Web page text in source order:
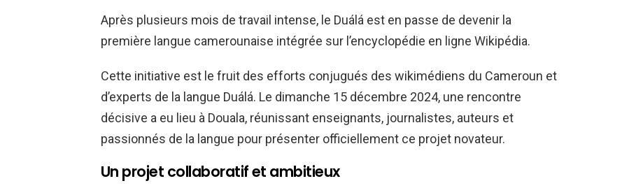
Après plusieurs mois de travail intense, le Duálá est en passe de devenir la
première langue camerounaise intégrée sur l’encyclopédie en ligne Wikipédia.
Cette initiative est le fruit des efforts conjugués des wikimédiens du Cameroun et
d’experts de la langue Duálá. Le dimanche 15 décembre 2024, une rencontre
décisive a eu lieu à Douala, réunissant enseignants, journalistes, auteurs et
passionnés de la langue pour présenter officiellement ce projet novateur.
Un projet collaboratif et ambitieux